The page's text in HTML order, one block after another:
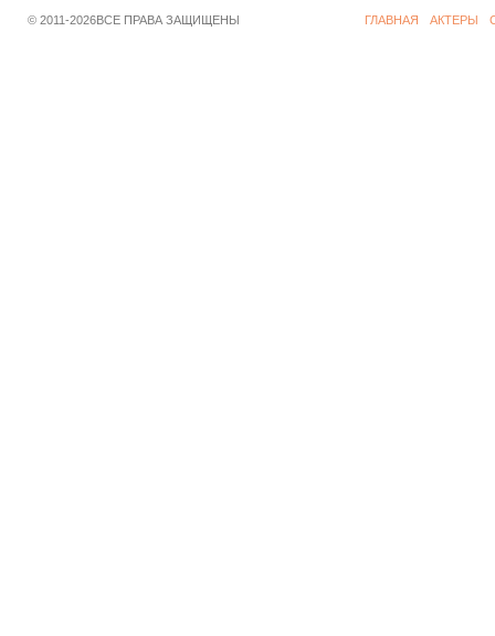
© 2011-2026ВСЕ ПРАВА ЗАЩИЩЕНЫ ГЛАВНАЯ АКТЕРЫ